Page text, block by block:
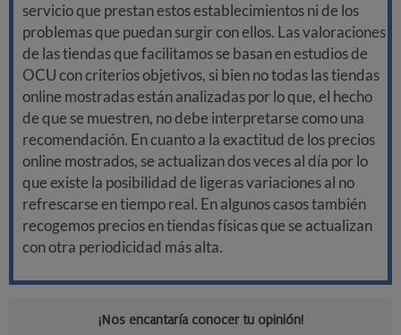
servicio que prestan estos establecimientos ni de los
problemas que puedan surgir con ellos. Las valoraciones
de las tiendas que facilitamos se basan en estudios de
OCU con criterios objetivos, si bien no todas las tiendas
online mostradas están analizadas por lo que, el hecho
de que se muestren, no debe interpretarse como una
recomendación. En cuanto a la exactitud de los precios
online mostrados, se actualizan dos veces al día por lo
que existe la posibilidad de ligeras variaciones al no
refrescarse en tiempo real. En algunos casos también
recogemos precios en tiendas físicas que se actualizan
con otra periodicidad más alta.